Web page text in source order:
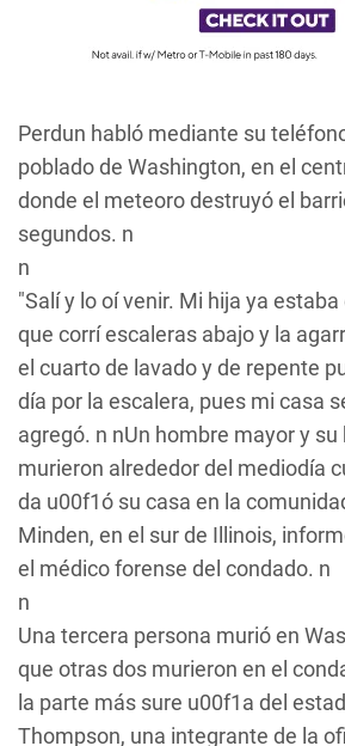
Perdun habló mediante su
poblado de Washington, en el
donde el meteoro destruyó el
segundos. n
n
"Salí y lo oí venir. Mi hija ya
que corrí escaleras abajo y la
el cuarto de lavado y de repente
día por la escalera, pues mi casa
agregó. n nUn hombre mayor y su
murieron alrededor del mediodía
da u00f1ó su casa en la
Minden, en el sur de Illinois,
el médico forense del condado. n
n
Una tercera persona murió en
que otras dos murieron en el
la parte más sure u00f1a del
Thompson, una integrante de la